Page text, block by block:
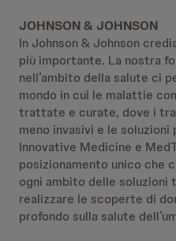
JOHNSON & JOHNSON
In Johnson & Johnson
più importante. La nostra
nell’ambito della salute ci
mondo in cui le malattie
trattate e curate, dove i
meno invasivi e le
Innovative Medicine e
posizionamento unico che
ogni ambito delle soluzioni
realizzare le scoperte di
profondo sulla salute